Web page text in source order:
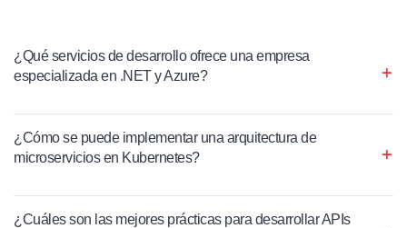
¿Qué servicios de desarrollo ofrece una empresa
especializada en .NET y Azure?
¿Cómo se puede implementar una arquitectura de
microservicios en Kubernetes?
¿Cuáles son las mejores prácticas para desarrollar APIs